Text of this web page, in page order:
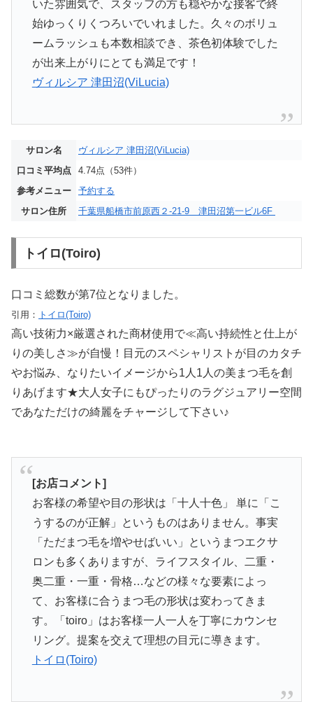
いた雰囲気で、スタッフの方も穏やかな接客で終
始ゆっくりくつろいでいれました。久々のボリュ
ームラッシュも本数相談でき、茶色初体験でした
が出来上がりにとても満足です！
ヴィルシア 津田沼(ViLucia)
サロン名
ヴィルシア 津田沼(ViLucia)
口コミ平均点
4.74点（53件）
参考メニュー
予約する
サロン住所
千葉県船橋市前原西２-21-9 津田沼第一ビル6F
トイロ(Toiro)
口コミ総数が第7位となりました。
引用： トイロ(Toiro)
高い技術力×厳選された商材使用で≪高い持続性と仕上が
りの美しさ≫が自慢！目元のスペシャリストが目のカタチ
やお悩み、なりたいイメージから1人1人の美まつ毛を創
りあげます★大人女子にもぴったりのラグジュアリー空間
であなただけの綺麗をチャージして下さい♪
[お店コメント]
お客様の希望や目の形状は「十人十色」 単に「こ
うするのが正解」というものはありません。事実
「ただまつ毛を増やせばいい」というまつエクサ
ロンも多くありますが、ライフスタイル、二重・
奥二重・一重・骨格…などの様々な要素によっ
て、お客様に合うまつ毛の形状は変わってきま
す。「toiro」はお客様一人一人を丁寧にカウンセ
リング。提案を交えて理想の目元に導きます。
トイロ(Toiro)